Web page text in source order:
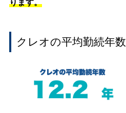
ります。
クレオの平均勤続年数